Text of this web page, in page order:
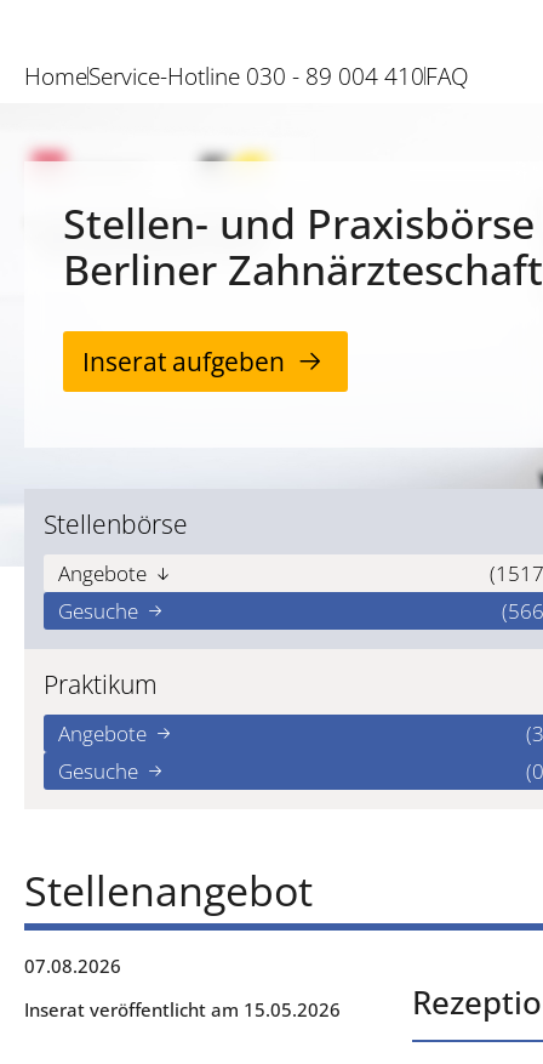
HomeService-Hotline 030 - 89 004 410FAQ
Stellen- und
Berliner Zahnärzteschaft
Inserat aufgeben
Stellenbörse
Angebote
Gesuche
Praktikum
Angebote
Gesuche
Stellenangebot
07.08.2026
Inserat veröffentlicht am 15.05.2026